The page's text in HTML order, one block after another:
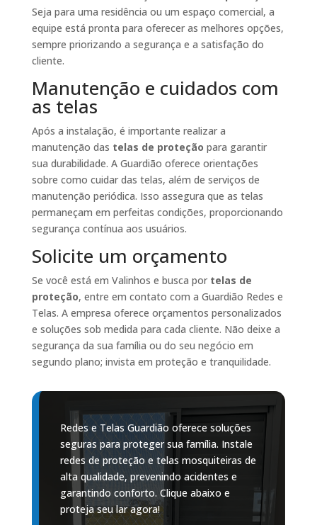
Seja para uma residência ou um espaço comercial, a
equipe está pronta para oferecer as melhores opções,
sempre priorizando a segurança e a satisfação do
cliente.
Manutenção e cuidados com
as telas
Após a instalação, é importante realizar a
manutenção das telas de proteção para garantir
sua durabilidade. A Guardião oferece orientações
sobre como cuidar das telas, além de serviços de
manutenção periódica. Isso assegura que as telas
permaneçam em perfeitas condições, proporcionando
segurança contínua aos usuários.
Solicite um orçamento
Se você está em Valinhos e busca por telas de
proteção, entre em contato com a Guardião Redes e
Telas. A empresa oferece orçamentos personalizados
e soluções sob medida para cada cliente. Não deixe a
segurança da sua família ou do seu negócio em
segundo plano; invista em proteção e tranquilidade.
Redes e Telas Guardião oferece soluções
seguras para proteger sua família. Instale
redes de proteção e telas mosquiteiras de
alta qualidade, prevenindo acidentes e
garantindo conforto. Clique abaixo e
proteja seu lar agora!